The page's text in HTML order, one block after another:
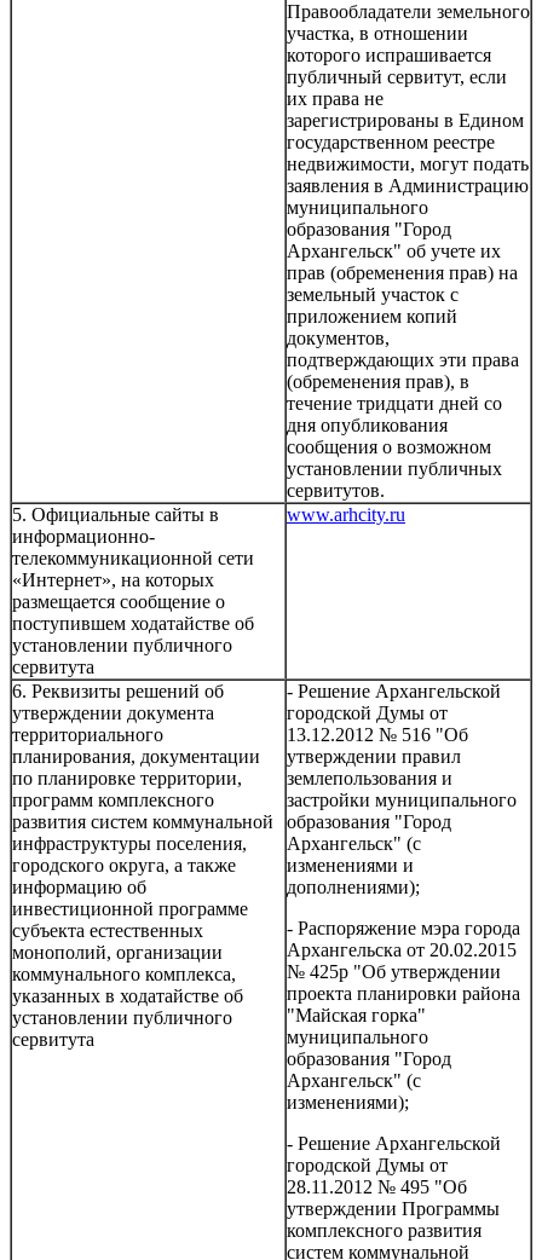
Правообладатели земельного
участка, в отношении
которого испрашивается
публичный сервитут, если
их права не
зарегистрированы в Едином
государственном реестре
недвижимости, могут подать
заявления в Администрацию
муниципального
образования "Город
Архангельск" об учете их
прав (обременения прав) на
земельный участок с
приложением копий
документов,
подтверждающих эти права
(обременения прав), в
течение тридцати дней со
дня опубликования
сообщения о возможном
установлении публичных
сервитутов.
5. Официальные сайты в
информационно-
телекоммуникационной сети
«Интернет», на которых
размещается сообщение о
поступившем ходатайстве об
установлении публичного
сервитута
www.arhcity.ru
6. Реквизиты решений об
утверждении документа
территориального
планирования, документации
по планировке территории,
программ комплексного
развития систем коммунальной
инфраструктуры поселения,
городского округа, а также
информацию об
инвестиционной программе
субъекта естественных
монополий, организации
коммунального комплекса,
указанных в ходатайстве об
установлении публичного
сервитута
- Решение Архангельской
городской Думы от
13.12.2012 № 516 "Об
утверждении правил
землепользования и
застройки муниципального
образования "Город
Архангельск" (с
изменениями и
дополнениями);
- Распоряжение мэра города
Архангельска от 20.02.2015
№ 425р "Об утверждении
проекта планировки района
"Майская горка"
муниципального
образования "Город
Архангельск" (с
изменениями);
- Решение Архангельской
городской Думы от
28.11.2012 № 495 "Об
утверждении Программы
комплексного развития
систем коммунальной